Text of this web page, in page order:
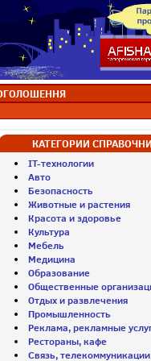
КАТЕГОРИИ
IT-технологии
Авто
Безопасность
Животные и растения
Красота и здоровье
Культура
Мебель
Медицина
Образование
Общественные
Отдых и развлечения
Промышленность
Реклама, рекламные
Рестораны, кафе
Связь, телекоммуникации